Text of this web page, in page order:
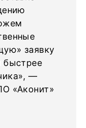
заявку
быстрее
—
«Аконит»